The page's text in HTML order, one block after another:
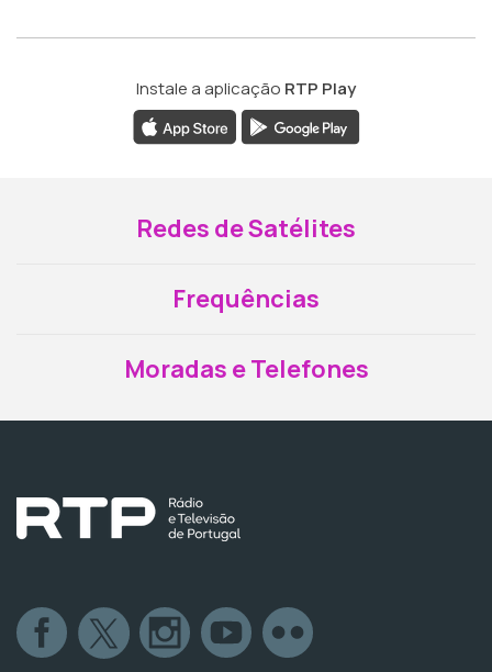
Instale a aplicação RTP Play
Redes de Satélites
Frequências
Moradas e Telefones